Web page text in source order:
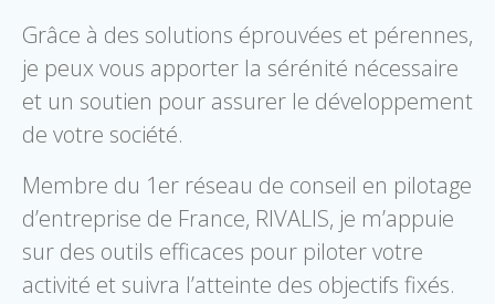
Grâce à des solutions éprouvées et pérennes,
je peux vous apporter la sérénité nécessaire
et un soutien pour assurer le développement
de votre société.
Membre du 1er réseau de conseil en pilotage
d’entreprise de France, RIVALIS, je m’appuie
sur des outils efficaces pour piloter votre
activité et suivra l’atteinte des objectifs fixés.